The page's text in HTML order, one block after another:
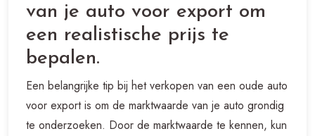
van je auto voor export om
een realistische prijs te
bepalen.
Een belangrijke tip bij het verkopen van een oude auto
voor export is om de marktwaarde van je auto grondig
te onderzoeken. Door de marktwaarde te kennen, kun